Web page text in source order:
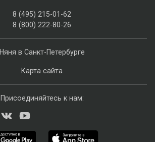
Няня в Санкт-Петербурге
Карта сайта
8 (495) 215-01-62
8 (800) 222-80-26
Присоединяйтесь к нам: